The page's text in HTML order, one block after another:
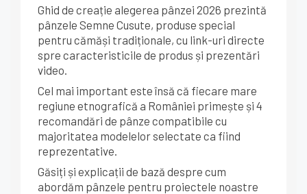
Ghid de creație alegerea pânzei 2026 prezintă
pânzele Semne Cusute, produse special
pentru cămăși tradiționale, cu link-uri directe
spre caracteristicile de produs și prezentări
video.
Cel mai important este însă că fiecare mare
regiune etnografică a României primește și 4
recomandări de pânze compatibile cu
majoritatea modelelor selectate ca fiind
reprezentative.
Găsiți și explicații de bază despre cum
abordăm pânzele pentru proiectele noastre